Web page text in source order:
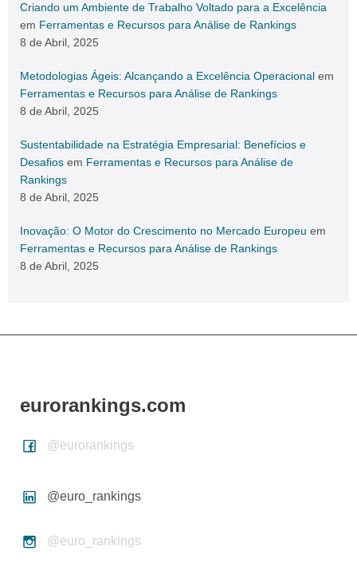
Criando um Ambiente de Trabalho Voltado para a Excelência
em Ferramentas e Recursos para Análise de Rankings
8 de Abril, 2025
Metodologias Ágeis: Alcançando a Excelência Operacional em
Ferramentas e Recursos para Análise de Rankings
8 de Abril, 2025
Sustentabilidade na Estratégia Empresarial: Benefícios e
Desafios em Ferramentas e Recursos para Análise de
Rankings
8 de Abril, 2025
Inovação: O Motor do Crescimento no Mercado Europeu em
Ferramentas e Recursos para Análise de Rankings
8 de Abril, 2025
eurorankings.com
@eurorankings
@euro_rankings
@euro_rankings